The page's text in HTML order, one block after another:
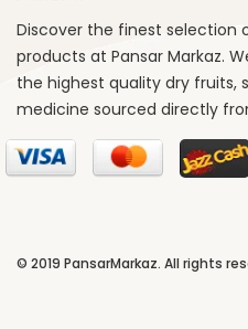
Discover the finest selection
products at Pansar Markaz.
the highest quality dry fruits,
medicine sourced directly
© 2019 PansarMarkaz. All rights